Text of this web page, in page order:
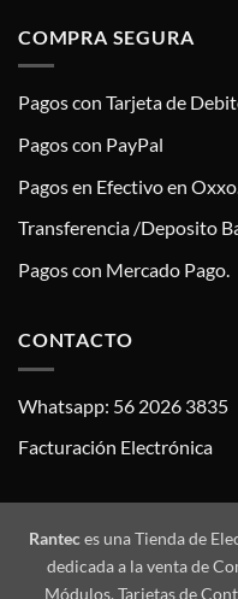
COMPRA SEGURA
Pagos con Tarjeta de
Pagos con PayPal
Pagos en Efectivo en Oxxo.
Transferencia /Deposito
Pagos con Mercado Pago.
CONTACTO
Whatsapp: 56 2026 3835
Facturación Electrónica
Ranteces una Tienda de
dedicada a la venta de
Módulos, Tarjetas de